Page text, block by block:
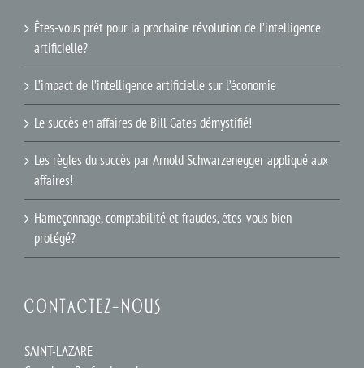
Êtes-vous prêt pour la prochaine révolution de l’intelligence
artificielle?
L’impact de l’intelligence artificielle sur l’économie
Le succès en affaires de Bill Gates démystifié!
Les règles du succès par Arnold Schwarzenegger appliqué aux
affaires!
Hameçonnage, comptabilité et fraudes, êtes-vous bien
protégé?
CONTACTEZ-NOUS
SAINT-LAZARE